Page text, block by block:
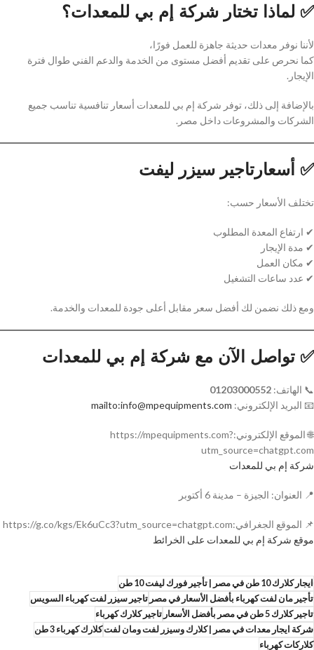
✅ لماذا تختار شركة إم بي للمعدات؟
لأننا نوفر معدات حديثة جاهزة للعمل فورًا،
كما نحرص على تقديم أفضل مستوى من الخدمة والدعم الفني طوال فترة
الإيجار.
بالإضافة إلى ذلك، توفر شركة إم بي للمعدات أسعار تنافسية تناسب جميع
الشركات والمشروعات داخل مصر.
✅ أسعارتاجير سيزر ليفت
تختلف الأسعار حسب:
✔ ارتفاع المعدة المطلوب
✔ مدة الإيجار
✔ مكان العمل
✔ عدد ساعات التشغيل
ومع ذلك نضمن لك أفضل سعر مقابل أعلى جودة للمعدات والخدمة.
✅ تواصل الآن مع شركة إم بي للمعدات
📞 الهاتف: 01203000552
📧 البريد الإلكتروني: mailto:info@mpequipments.com
🌐 الموقع الإلكتروني:https://mpequipments.com?
utm_source=chatgpt.com
شركة إم بي للمعدات
📍 العنوان: الجيزة – مدينة 6 أكتوبر
📌 الموقع الجغرافي:https://g.co/kgs/Ek6uCc3?utm_source=chatgpt.com
موقع شركة إم بي للمعدات على الخرائط
ايجار كلارك 10 طن في مصر | تأجير فورك ليفت 10 طن
تأجير مان لفت كهرباء بأفضل الأسعار في مصر تاجير سيزر لفت كهرباء السويس
تاجير كلارك 5 طن في مصر بأفضل الأسعار
تاجير كلارك كهرباء
شركة ايجار معدات في مصر | كلارك وسيزر لفت ومان لفتكلارك كهرباء 3 طن
كلاركات كهرباء